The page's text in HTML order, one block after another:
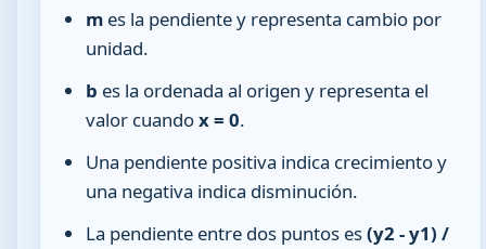
m es la pendiente y representa cambio por
unidad.
b es la ordenada al origen y representa el
valor cuandox = 0.
Una pendiente positiva indica crecimiento y
una negativa indica disminución.
La pendiente entre dos puntos es(y2 - y1) /